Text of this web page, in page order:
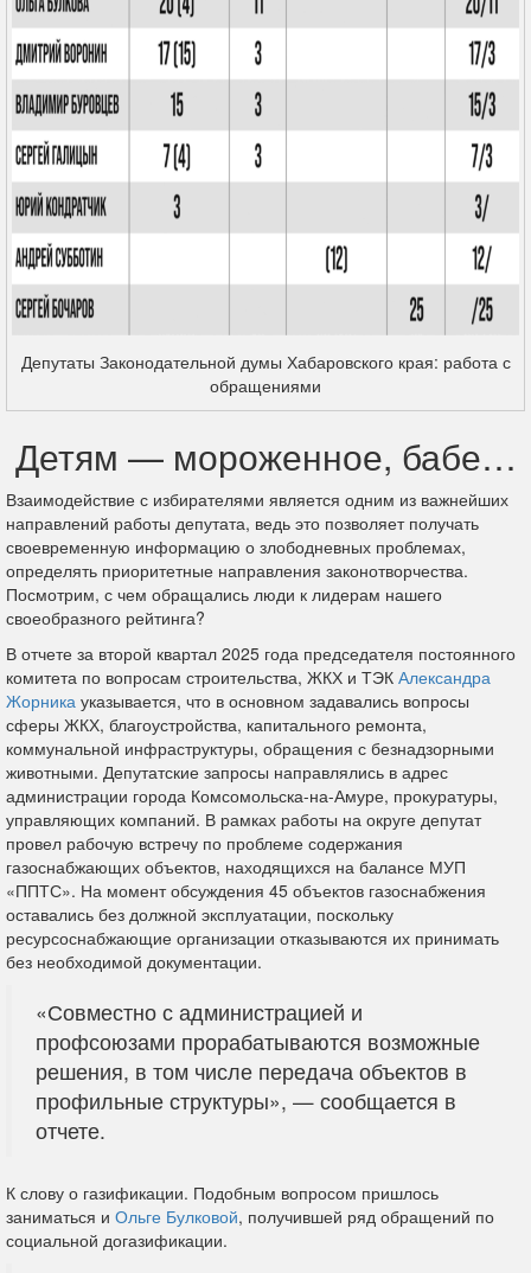
Депутаты Законодательной думы Хабаровского края: работа с
обращениями
Детям — мороженное, бабе…
Взаимодействие с избирателями является одним из важнейших
направлений работы депутата, ведь это позволяет получать
своевременную информацию о злободневных проблемах,
определять приоритетные направления законотворчества.
Посмотрим, с чем обращались люди к лидерам нашего
своеобразного рейтинга?
В отчете за второй квартал 2025 года председателя постоянного
комитета по вопросам строительства, ЖКХ и ТЭК Александра
Жорника указывается, что в основном задавались вопросы
сферы ЖКХ, благоустройства, капитального ремонта,
коммунальной инфраструктуры, обращения с безнадзорными
животными. Депутатские запросы направлялись в адрес
администрации города Комсомольска-на-Амуре, прокуратуры,
управляющих компаний. В рамках работы на округе депутат
провел рабочую встречу по проблеме содержания
газоснабжающих объектов, находящихся на балансе МУП
«ППТС». На момент обсуждения 45 объектов газоснабжения
оставались без должной эксплуатации, поскольку
ресурсоснабжающие организации отказываются их принимать
без необходимой документации.
«Совместно с администрацией и
профсоюзами прорабатываются возможные
решения, в том числе передача объектов в
профильные структуры», — сообщается в
отчете.
К слову о газификации. Подобным вопросом пришлось
заниматься и Ольге Булковой, получившей ряд обращений по
социальной догазификации.